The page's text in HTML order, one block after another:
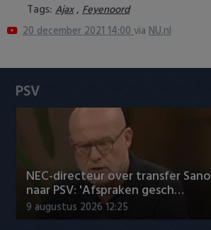
PSV
SC Heerenveen
VVV Venlo
Willem II
Tags: Ajax, Feyenoord
20 december 2021 14:00via NU.nl
PSV
NEC-directeur over transfer Sano
naar PSV: 'Afspraken gesch…
9 augustus 2026 12:25